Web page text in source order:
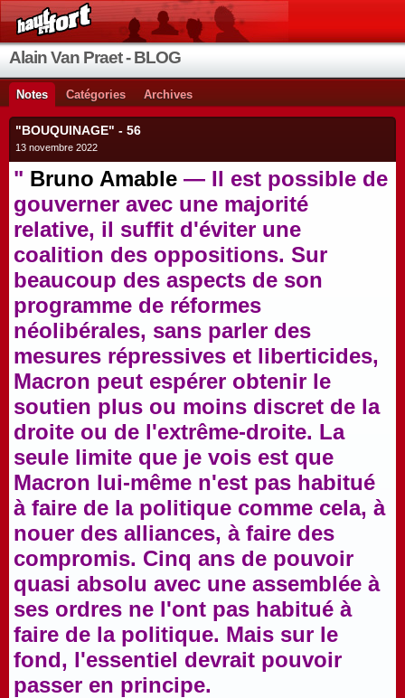
Alain Van Praet - BLOG
Notes Catégories Archives
"BOUQUINAGE" - 56
13 novembre 2022
" Bruno Amable — Il est possible de
gouverner avec une majorité
relative, il suffit d'éviter une
coalition des oppositions. Sur
beaucoup des aspects de son
programme de réformes
néolibérales, sans parler des
mesures répressives et liberticides,
Macron peut espérer obtenir le
soutien plus ou moins discret de la
droite ou de l'extrême-droite. La
seule limite que je vois est que
Macron lui-même n'est pas habitué
à faire de la politique comme cela, à
nouer des alliances, à faire des
compromis. Cinq ans de pouvoir
quasi absolu avec une assemblée à
ses ordres ne l'ont pas habitué à
faire de la politique. Mais sur le
fond, l'essentiel devrait pouvoir
passer en principe.